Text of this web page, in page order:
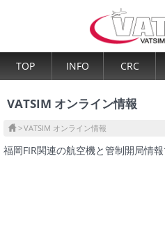
TOP INFO CRC
VATSIM オンライン情報
VATSIM オンライン情報
福岡FIR関連の航空機と管制開局情